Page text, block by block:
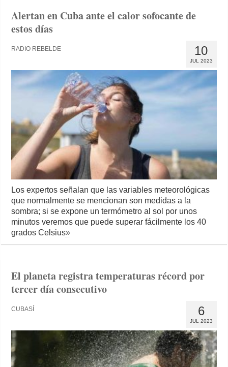
Alertan en Cuba ante el calor sofocante de
estos días
10
JUL 2023
RADIO REBELDE
Los expertos señalan que las variables meteorológicas
que normalmente se mencionan son medidas a la
sombra; si se expone un termómetro al sol por unos
minutos veremos que puede superar fácilmente los 40
grados Celsius»
El planeta registra temperaturas récord por
tercer día consecutivo
6
JUL 2023
CUBASÍ